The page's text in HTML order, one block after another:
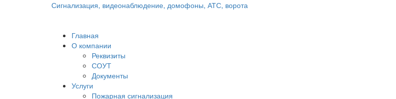
Сигнализация, видеонаблюдение, домофоны, АТС, ворота
Главная
О компании
Реквизиты
СОУТ
Документы
Услуги
Пожарная сигнализация